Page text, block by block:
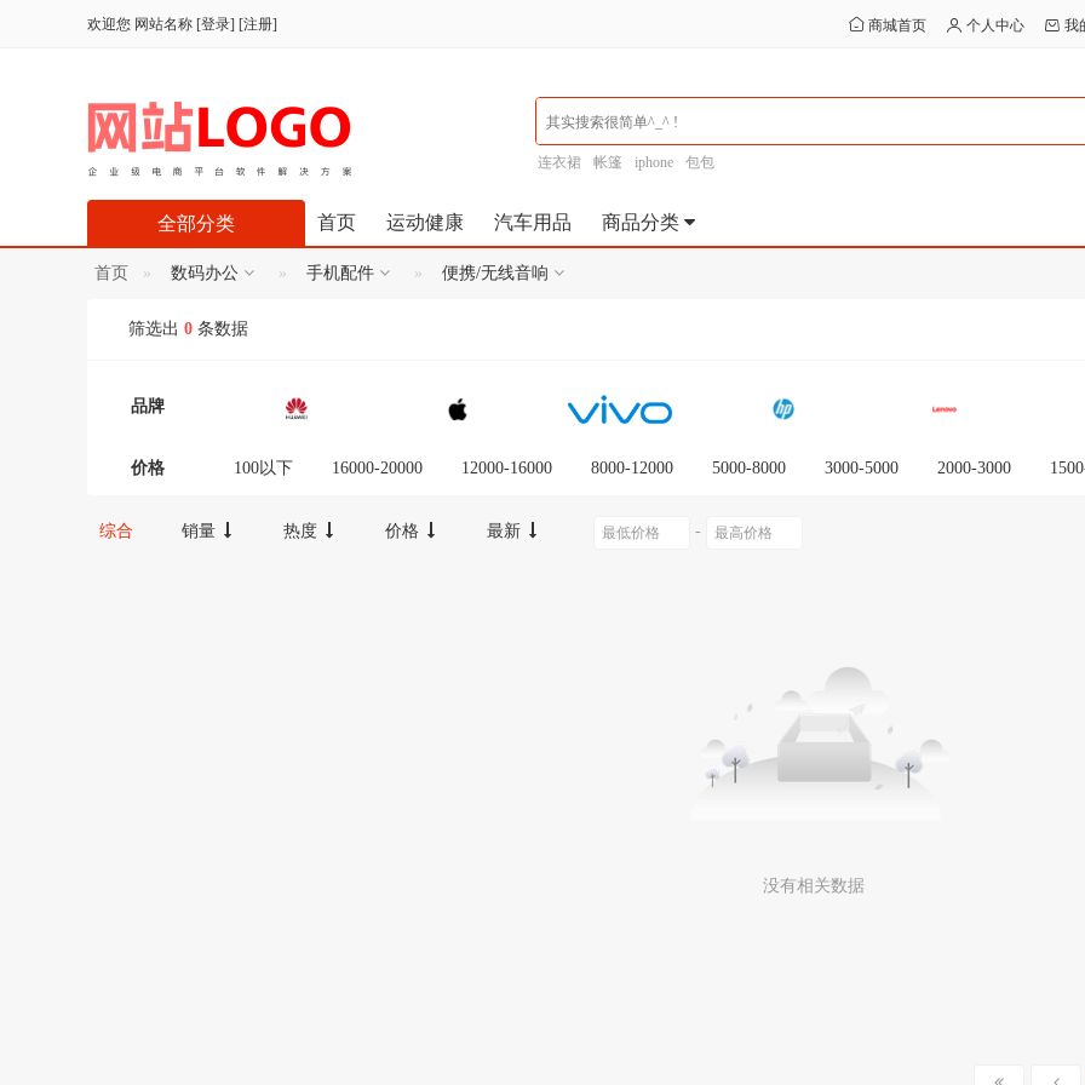
欢迎您 网站名称 [登录] [注册] 商城首页 个人中心 我
连衣裙 帐篷 iphone 包包
首页 运动健康 汽车用品 商品分类
全部分类
首页 数码办公 手机配件 便携/无线音响
筛选出 0 条数据
品牌
价格 100以下 16000-20000 12000-16000 8000-12000 5000-8000 3000-5000 2000-3000
综合 销量 热度 价格 最新 -
没有相关数据